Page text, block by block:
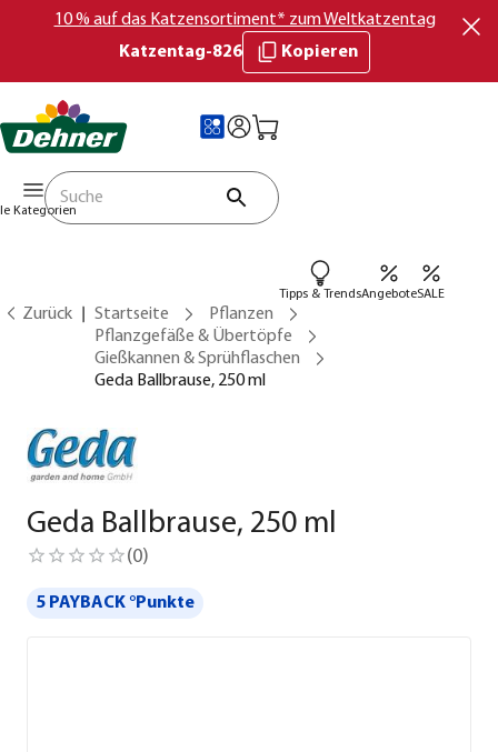
10 % auf das Katzensortiment* zum Weltkatzentag
Katzentag-826
Kopieren
Kategorien
Tipps & TrendsAngeboteSALE
Zurück Startseite
Pflanzen
Pflanzgefäße & Übertöpfe
Gießkannen & Sprühflaschen
Geda Ballbrause, 250 ml
Geda Ballbrause, 250 ml
(0)
5 PAYBACK °Punkte